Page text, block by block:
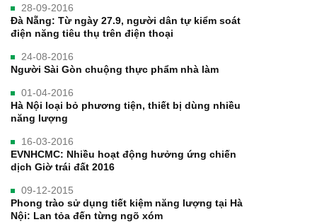
28-09-2016
Đà Nẵng: Từ ngày 27.9, người dân tự kiểm soát
điện năng tiêu thụ trên điện thoại
24-08-2016
Người Sài Gòn chuộng thực phẩm nhà làm
01-04-2016
​Hà Nội loại bỏ phương tiện, thiết bị dùng nhiều
năng lượng
16-03-2016
EVNHCMC: Nhiều hoạt động hưởng ứng chiến
dịch Giờ trái đất 2016
09-12-2015
Phong trào sử dụng tiết kiệm năng lượng tại Hà
Nội: Lan tỏa đến từng ngõ xóm